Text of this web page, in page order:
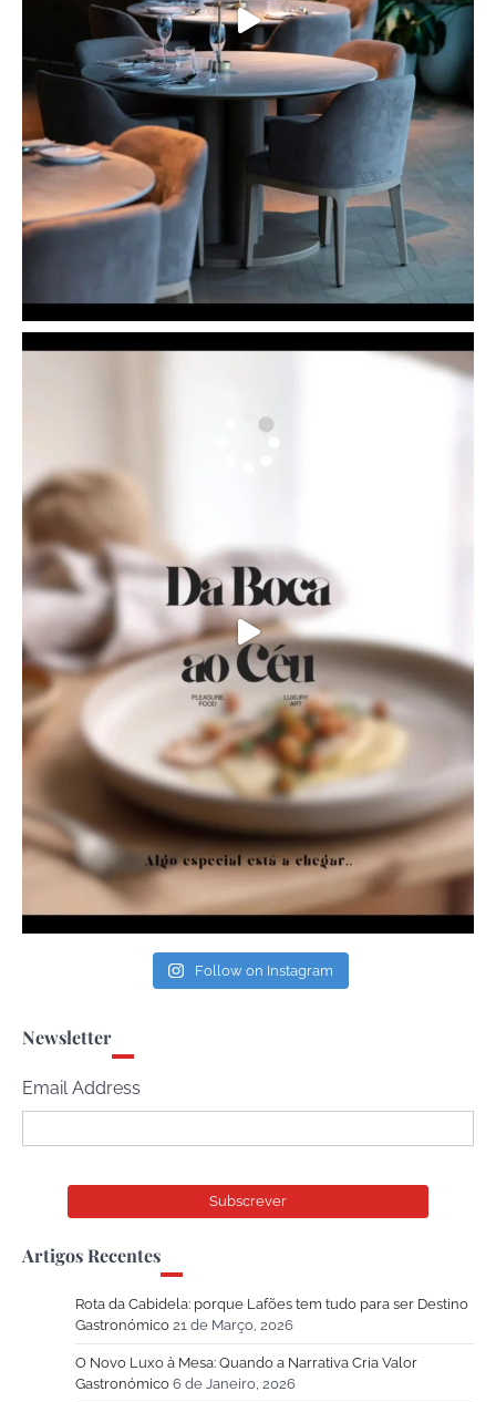
Follow on Instagram
Newsletter
Email Address
Artigos Recentes
Rota da Cabidela: porque Lafões tem tudo para ser Destino
Gastronómico 21 de Março, 2026
O Novo Luxo à Mesa: Quando a Narrativa Cria Valor
Gastronómico 6 de Janeiro, 2026